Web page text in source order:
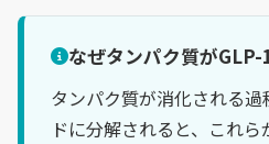
なぜタンパク質が
タンパク質が消化される
ドに分解されると、これ